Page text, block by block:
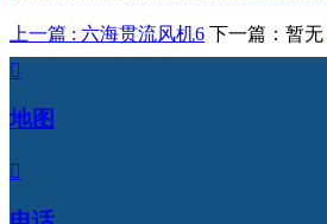
上一篇 : 六海贯流风机6 下一篇：暂无

地图
